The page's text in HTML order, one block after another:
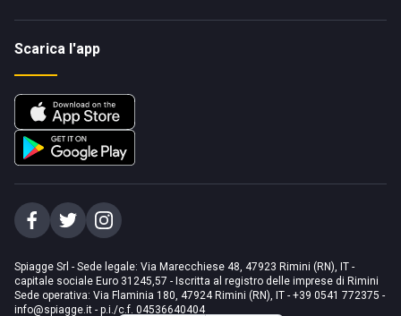
Scarica l'app
Spiagge Srl - Sede legale: Via Marecchiese 48, 47923 Rimini (RN), IT -
capitale sociale Euro 31245,57 - Iscritta al registro delle imprese di Rimini
Sede operativa: Via Flaminia 180, 47924 Rimini (RN), IT - +39 0541 772375 -
info@spiagge.it - p.i./c.f. 04536640404